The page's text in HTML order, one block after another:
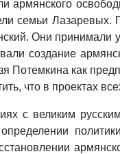
семьи
Они принимали
создание
Потемкина как
что в проектах
с великим